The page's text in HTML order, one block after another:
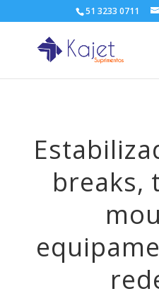
51 3233 0711
breaks,